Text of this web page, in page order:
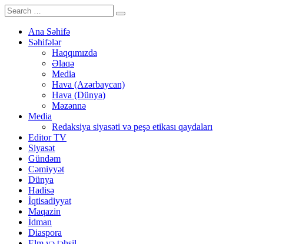
Ana Səhifə
Səhifələr
Haqqımızda
Əlaqə
Media
Hava (Azərbaycan)
Hava (Dünya)
Məzənnə
Media
Redaksiya siyasəti və peşə etikası qaydaları
Editor TV
Siyasət
Gündəm
Cəmiyyət
Dünya
Hadisə
İqtisadiyyat
Maqazin
İdman
Diaspora